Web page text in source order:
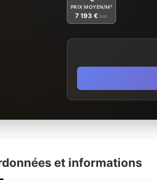
PRIX MOYEN/M²
7 193 € DVF
et informations